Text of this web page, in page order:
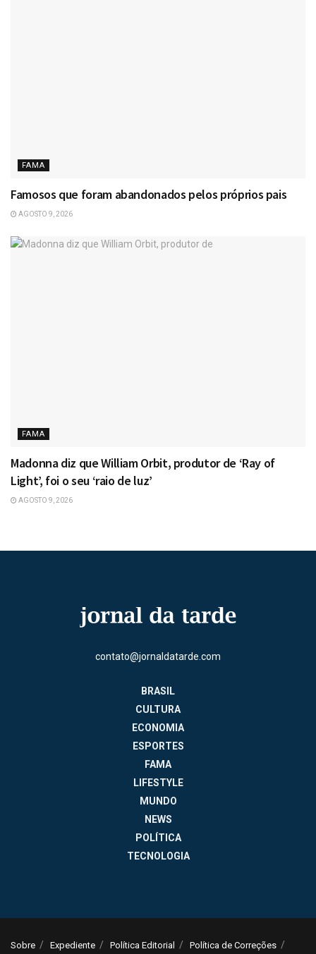
FAMA
Famosos que foram abandonados pelos próprios pais
AGOSTO 9, 2026
FAMA
Madonna diz que William Orbit, produtor de ‘Ray of
Light’, foi o seu ‘raio de luz’
AGOSTO 9, 2026
contato@jornaldatarde.com
BRASIL
CULTURA
ECONOMIA
ESPORTES
FAMA
LIFESTYLE
MUNDO
NEWS
POLÍTICA
TECNOLOGIA
Sobre Expediente Política Editorial Política de Correções